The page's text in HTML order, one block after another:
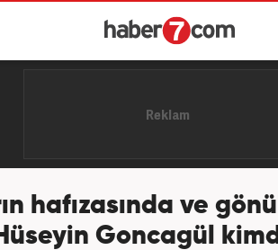
hafızasında ve
Goncagül